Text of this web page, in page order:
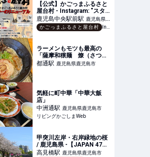
【公式】かごっまふるさと
屋台村 - Instagram: "スタ
ンプラリーのリニューアル
のご案内です。 #かごっま
ふるさと屋台村 #ライカ屋
鹿児島中央駅前駅 鹿児島県鹿
児島市
かごっまふるさと屋台村 Instagram
ラーメンもモツも最高の
「薩摩和穣麺 燎（さつま
わじょうめん かがりび）」
都通駅 鹿児島県鹿児島市
気軽に町中華「中華大飯
店」
中洲通駅 鹿児島県鹿児島市
リビングかごしまWeb
甲突川左岸・右岸緑地の桜
/ 鹿児島県 -【JAPAN 47
GO】
高見橋駅 鹿児島県鹿児島市